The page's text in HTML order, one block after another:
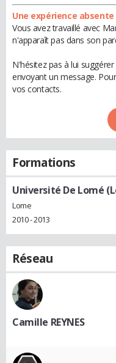
Une expérience absente
Vous avez travaillé avec
n'apparaît pas dans son
N'hésitez pas à lui
envoyant un message.
vos contacts.
Formations
Université De Lomé
Lome
2010 - 2013
Réseau
Camille REYNES